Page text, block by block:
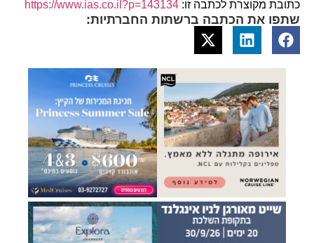
כתובת מקוצרת לכתבה זו: https://www.ias.co.il?p=143134
שתפו את הכתבה ברשתות החברתיות: